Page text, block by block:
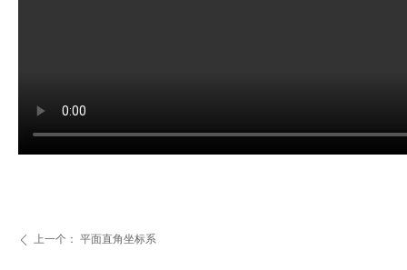
ꄴ 上一个： 平面直角坐标系